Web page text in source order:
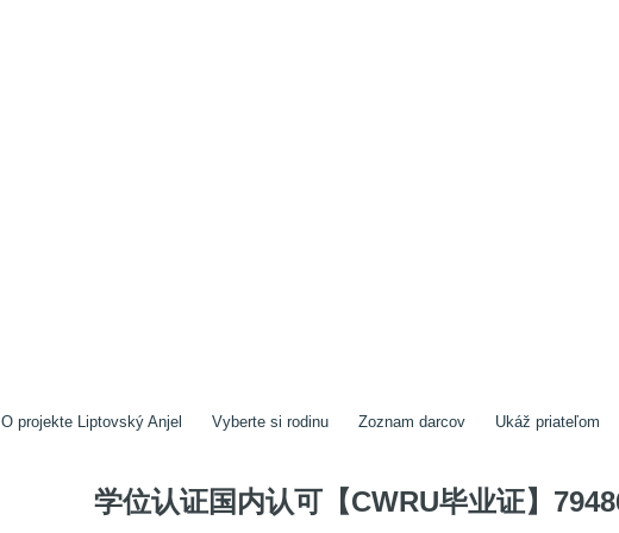
O projekte Liptovský Anjel Vyberte si rodinu Zoznam darcov Ukáž priateľom
学位认证国内认可【CWRU毕业证】